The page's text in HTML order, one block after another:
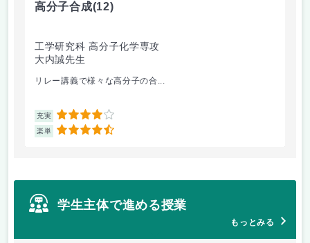
高分子合成(12)
工学研究科 高分子化学専攻
大内誠先生
リレー講義で様々な高分子の合...
充実 4
楽単 4.5
学生主体で進める授業
もっとみる